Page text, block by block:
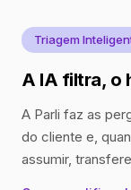
Triagem
A IA filtra, o
A Parli faz as
do cliente e,
assumir,